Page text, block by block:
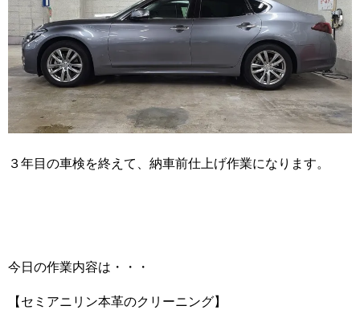
３年目の車検を終えて、納車前仕上げ作業になります。
今日の作業内容は・・・
【セミアニリン本革のクリーニング】